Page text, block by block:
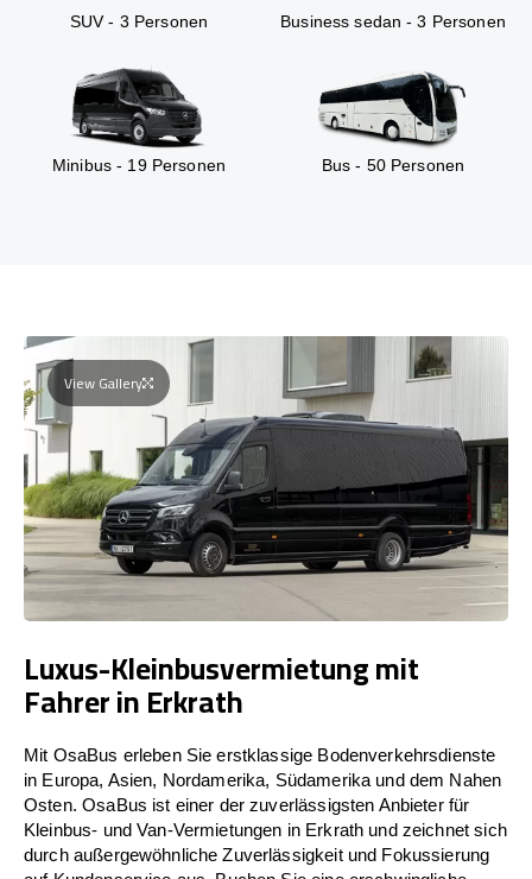
SUV - 3 Personen Business sedan - 3 Personen
Minibus - 19 Personen Bus - 50 Personen
View Gallery
Luxus-Kleinbusvermietung mit
Fahrer in Erkrath
Mit OsaBus erleben Sie erstklassige Bodenverkehrsdienste
in Europa, Asien, Nordamerika, Südamerika und dem Nahen
Osten. OsaBus ist einer der zuverlässigsten Anbieter für
Kleinbus- und Van-Vermietungen in Erkrath und zeichnet sich
durch außergewöhnliche Zuverlässigkeit und Fokussierung